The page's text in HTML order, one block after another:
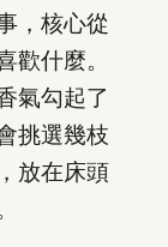
，核心從
歡什麼。
氣勾起了
挑選幾枝
放在床頭